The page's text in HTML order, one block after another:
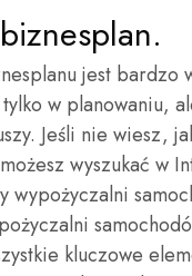
jest bardzo
w planowaniu,
Jeśli nie wiesz,
wyszukać w
wypożyczalni
kluczowe